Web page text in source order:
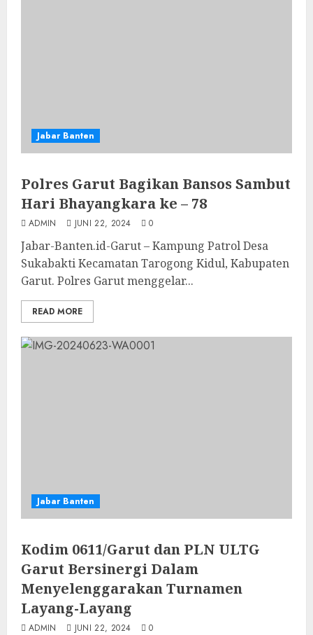
Jabar Banten
Polres Garut Bagikan Bansos Sambut
Hari Bhayangkara ke – 78
ADMIN JUNI 22, 2024 0
Jabar-Banten.id-Garut – Kampung Patrol Desa
Sukabakti Kecamatan Tarogong Kidul, Kabupaten
Garut. Polres Garut menggelar...
READ MORE
Jabar Banten
Kodim 0611/Garut dan PLN ULTG
Garut Bersinergi Dalam
Menyelenggarakan Turnamen
Layang-Layang
ADMIN JUNI 22, 2024 0